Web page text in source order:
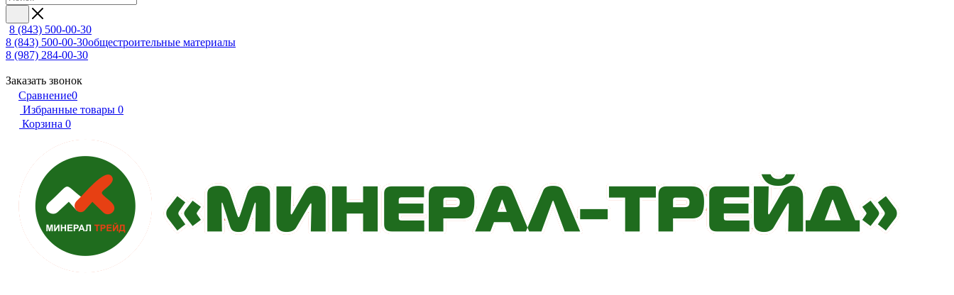
8 (843) 500-00-30
8 (843) 500-00-30общестроительные материалы
8 (987) 284-00-30
Заказать звонок
Сравнение0
Избранные товары 0
Корзина 0